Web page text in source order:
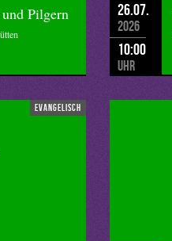
Pilgern 26.07.
2026
10:00
Uhr
evangelisch